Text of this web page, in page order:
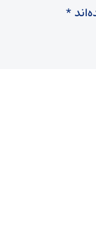
*